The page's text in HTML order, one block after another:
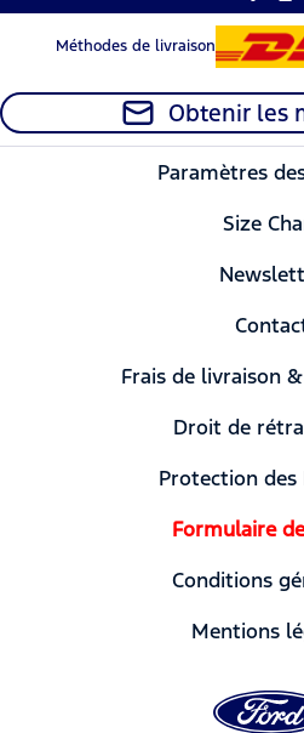
Méthodes de livraison
Obtenir les
Paramètres
Size
Frais de livraison
Droit de
Protection des
Formulaire
Conditions
Mentions